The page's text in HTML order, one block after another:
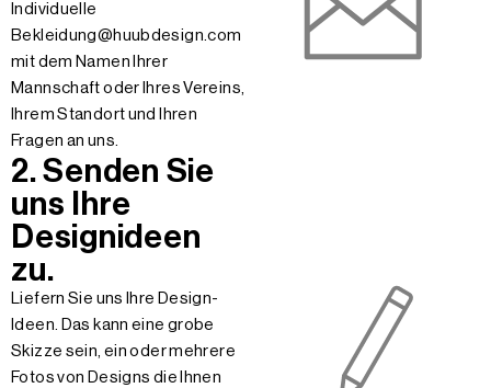
Individuelle
Bekleidung@huubdesign.com
mit dem Namen Ihrer
Mannschaft oder Ihres Vereins,
Ihrem Standort und Ihren
Fragen an uns.
2. Senden Sie
uns Ihre
Designideen
zu.
Liefern Sie uns Ihre Design-
Ideen. Das kann eine grobe
Skizze sein, ein oder mehrere
Fotos von Designs die Ihnen